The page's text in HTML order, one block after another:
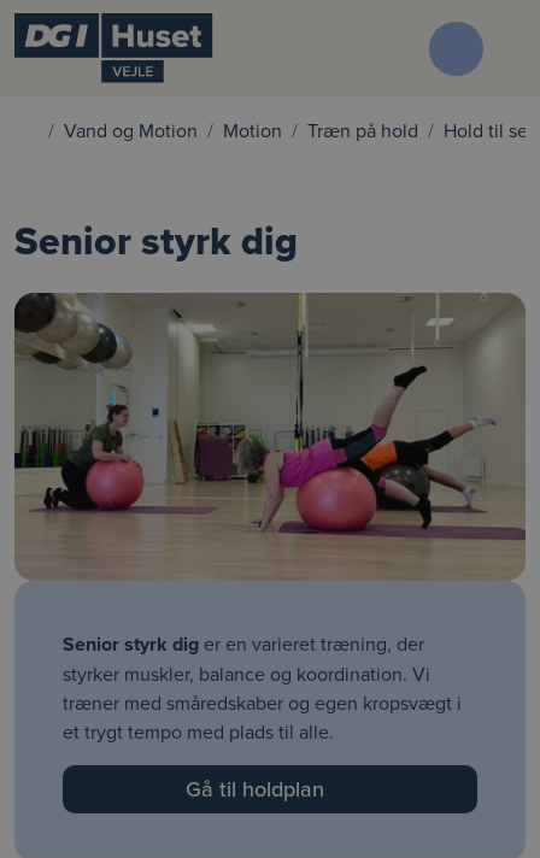
Vand og Motion Motion Træn på hold Hold til
Senior styrk dig
Senior styrk dig er en varieret træning, der
styrker muskler, balance og koordination. Vi
træner med småredskaber og egen kropsvægt i
et trygt tempo med plads til alle.
Gå til holdplan